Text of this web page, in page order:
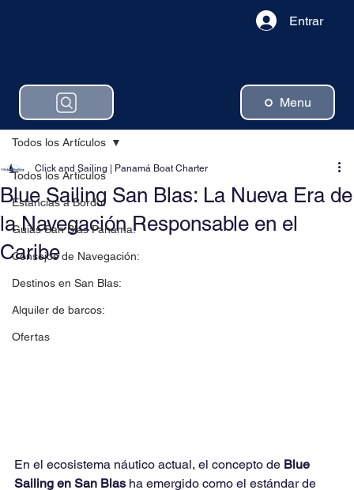
Menu
Entrar
Todos los Artículos
Estancias a Bordo:
Guias San Blas Panama:
Consejos de Navegación:
Destinos en San Blas:
Alquiler de barcos:
Ofertas
Todos los Artículos
Blue Sailing San Blas: La Nueva Era de
la Navegación Responsable en el
Caribe
Click and Sailing | Panamá Boat Charter
En el ecosistema náutico actual, el concepto de Blue
Sailing en San Blas ha emergido como el estándar de